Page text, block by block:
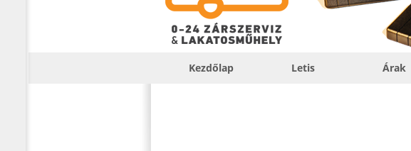
Kezdőlap Letis Árak